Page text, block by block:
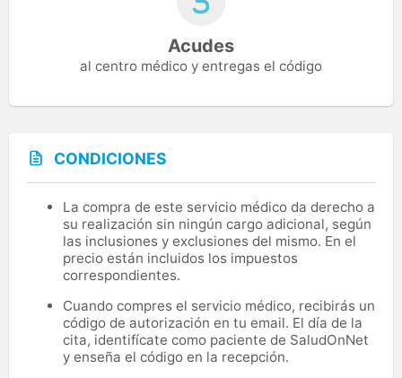
Acudes
al centro médico y entregas el código
CONDICIONES
La compra de este servicio médico da derecho a
su realización sin ningún cargo adicional, según
las inclusiones y exclusiones del mismo. En el
precio están incluidos los impuestos
correspondientes.
Cuando compres el servicio médico, recibirás un
código de autorización en tu email. El día de la
cita, identifícate como paciente de SaludOnNet
y enseña el código en la recepción.